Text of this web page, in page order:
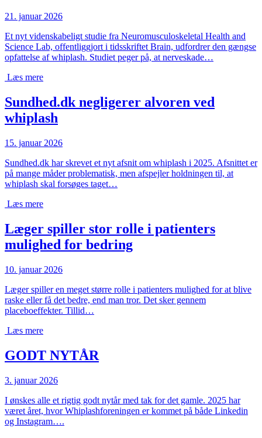
21. januar 2026
Et nyt videnskabeligt studie fra Neuromusculoskeletal Health and
Science Lab, offentliggjort i tidsskriftet Brain, udfordrer den gængse
opfattelse af whiplash. Studiet peger på, at nerveskade…
Læs mere
Sundhed.dk negligerer alvoren ved
whiplash
15. januar 2026
Sundhed.dk har skrevet et nyt afsnit om whiplash i 2025. Afsnittet er
på mange måder problematisk, men afspejler holdningen til, at
whiplash skal forsøges taget…
Læs mere
Læger spiller stor rolle i patienters
mulighed for bedring
10. januar 2026
Læger spiller en meget større rolle i patienters mulighed for at blive
raske eller få det bedre, end man tror. Det sker gennem
placeboeffekter. Tillid…
Læs mere
GODT NYTÅR
3. januar 2026
I ønskes alle et rigtig godt nytår med tak for det gamle. 2025 har
været året, hvor Whiplashforeningen er kommet på både Linkedin
og Instagram….